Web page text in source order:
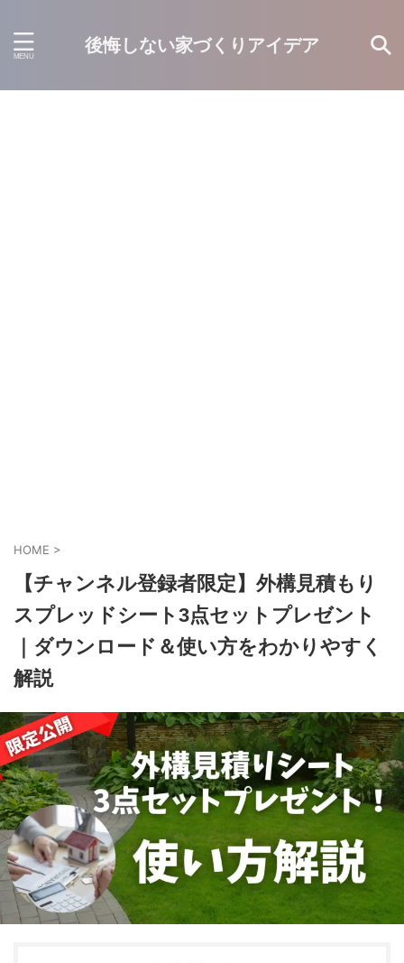
後悔しない家づくりアイデア
HOME >
【チャンネル登録者限定】外構見積もり
スプレッドシート3点セットプレゼント
｜ダウンロード＆使い方をわかりやすく
解説